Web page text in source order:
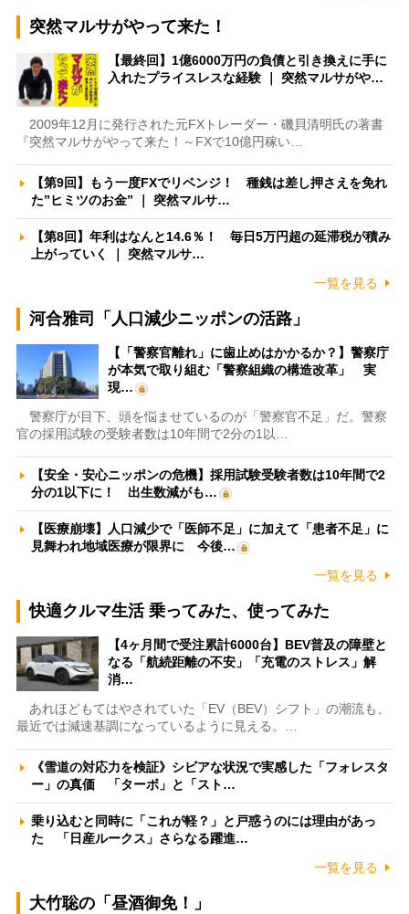
突然マルサがやって来た！
【最終回】1億6000万円の負債と引き換えに手に
入れたプライスレスな経験 ｜ 突然マルサがや…
2009年12月に発行された元FXトレーダー・磯貝清明氏の著書
『突然マルサがやって来た！～FXで10億円稼い…
【第9回】もう一度FXでリベンジ！ 種銭は差し押さえを免れ
た”ヒミツのお金” ｜ 突然マルサ…
【第8回】年利はなんと14.6％！ 毎日5万円超の延滞税が積み
上がっていく ｜ 突然マルサ…
一覧を見る
河合雅司「人口減少ニッポンの活路」
【「警察官離れ」に歯止めはかかるか？】警察庁
が本気で取り組む「警察組織の構造改革」 実
現…
警察庁が目下、頭を悩ませているのが「警察官不足」だ。警察
官の採用試験の受験者数は10年間で2分の1以…
【安全・安心ニッポンの危機】採用試験受験者数は10年間で2
分の1以下に！ 出生数減がも…
【医療崩壊】人口減少で「医師不足」に加えて「患者不足」に
見舞われ地域医療が限界に 今後…
一覧を見る
快適クルマ生活 乗ってみた、使ってみた
【4ヶ月間で受注累計6000台】BEV普及の障壁と
なる「航続距離の不安」「充電のストレス」解
消…
あれほどもてはやされていた「EV（BEV）シフト」の潮流も、
最近では減速基調になっているように見える。…
《雪道の対応力を検証》シビアな状況で実感した「フォレスタ
ー」の真価 「ターボ」と「スト…
乗り込むと同時に「これが軽？」と戸惑うのには理由があっ
た 「日産ルークス」さらなる躍進…
一覧を見る
大竹聡の「昼酒御免！」